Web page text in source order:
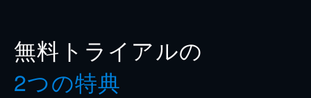
無料トライアルの
2つの特典